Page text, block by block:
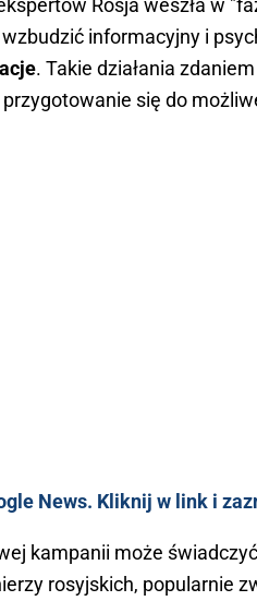
Rosja weszła w
informacyjny i
. Takie działania
się do
News. Kliknij w link i
kampanii może
rosyjskich, popularnie